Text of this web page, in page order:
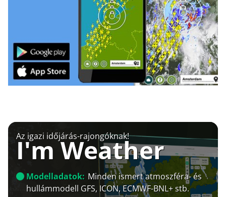
Az igazi időjárás-rajongóknak!
I'm Weather
Modelladatok: Minden ismert atmoszféra- és
hullámmodell GFS, ICON, ECMWF-BNL+ stb.